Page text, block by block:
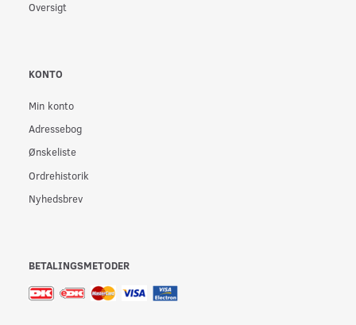
Oversigt
KONTO
Min konto
Adressebog
Ønskeliste
Ordrehistorik
Nyhedsbrev
BETALINGSMETODER